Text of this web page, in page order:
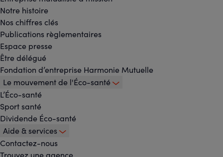
-
Menu
principal
Notre histoire
Nos chiffres clés
Publications règlementaires
Espace presse
Être délégué
Fondation d’entreprise Harmonie Mutuelle
Le mouvement de l'Éco-santé
L’Éco-santé
Sport santé
Dividende Éco-santé
Aide & services
Contactez-nous
Trouvez une agence